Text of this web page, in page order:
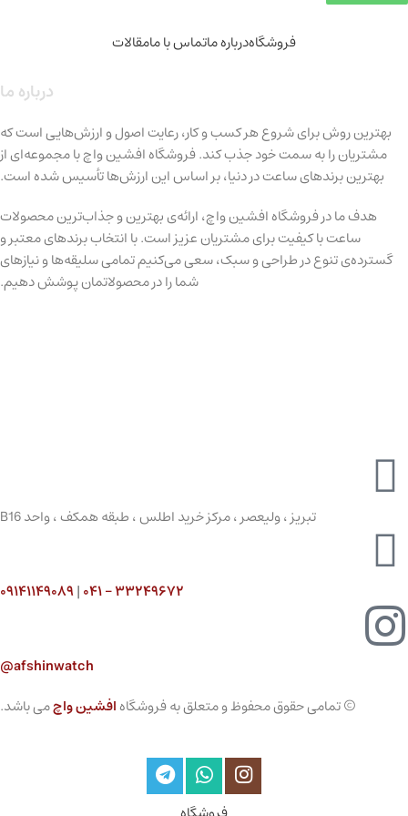
فروشگاهدرباره ماتماس با مامقالات
درباره ما
بهترین روش برای شروع هر کسب و کار، رعایت اصول و ارزش‌هایی است که
مشتریان را به سمت خود جذب کند. فروشگاه افشین واچ با مجموعه‌ای از
بهترین برندهای ساعت در دنیا، بر اساس این ارزش‌ها تأسیس شده است.
هدف ما در فروشگاه افشین واچ، ارائه‌ی بهترین و جذاب‌ترین محصولات
ساعت با کیفیت برای مشتریان عزیز است. با انتخاب برندهای معتبر و
گسترده‌ی تنوع در طراحی و سبک، سعی می‌کنیم تمامی سلیقه‌ها و نیازهای
شما را در محصولاتمان پوشش دهیم.
تبریز ، ولیعصر ، مرکز خرید اطلس ، طبقه همکف ، واحد B16
۳۳۲۴۹۶۷۲ – ۰۴۱ |۰۹۱۴۱۱۴۹۰۸۹
afshinwatch@
© تمامی حقوق محفوظ و متعلق به فروشگاهافشین واچمی باشد.